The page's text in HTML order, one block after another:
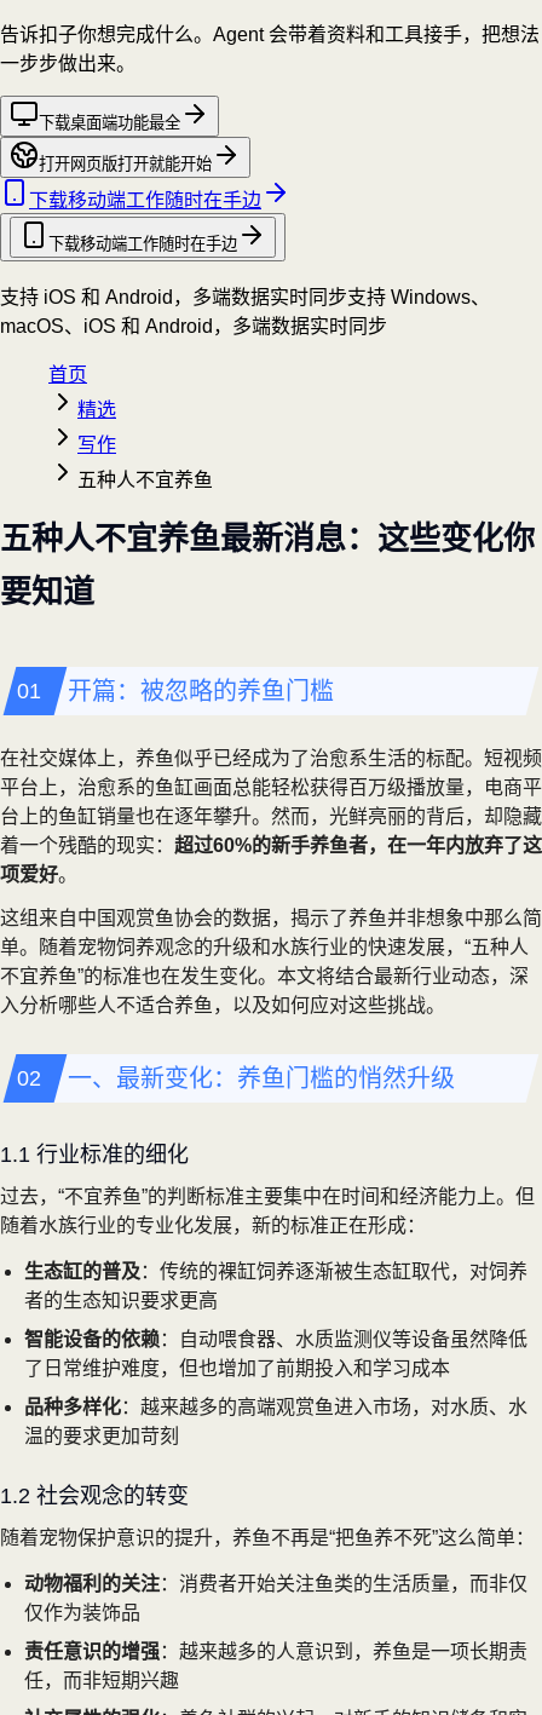
告诉扣子你想完成什么。Agent 会带着资料和工具接手，把想法
一步步做出来。
下载桌面端功能最全
打开网页版打开就能开始
下载移动端工作随时在手边
下载移动端工作随时在手边
支持 iOS 和 Android，多端数据实时同步支持 Windows、
macOS、iOS 和 Android，多端数据实时同步
首页
精选
写作
五种人不宜养鱼
五种人不宜养鱼最新消息：这些变化你
要知道
开篇：被忽略的养鱼门槛
在社交媒体上，养鱼似乎已经成为了治愈系生活的标配。短视频
平台上，治愈系的鱼缸画面总能轻松获得百万级播放量，电商平
台上的鱼缸销量也在逐年攀升。然而，光鲜亮丽的背后，却隐藏
着一个残酷的现实： 超过60%的新手养鱼者，在一年内放弃了这
项爱好。
这组来自中国观赏鱼协会的数据，揭示了养鱼并非想象中那么简
单。随着宠物饲养观念的升级和水族行业的快速发展，“五种人
不宜养鱼”的标准也在发生变化。本文将结合最新行业动态，深
入分析哪些人不适合养鱼，以及如何应对这些挑战。
一、最新变化：养鱼门槛的悄然升级
1.1 行业标准的细化
过去，“不宜养鱼”的判断标准主要集中在时间和经济能力上。但
随着水族行业的专业化发展，新的标准正在形成：
生态缸的普及 ：传统的裸缸饲养逐渐被生态缸取代，对饲养
者的生态知识要求更高
智能设备的依赖：自动喂食器、水质监测仪等设备虽然降低
了日常维护难度，但也增加了前期投入和学习成本
品种多样化：越来越多的高端观赏鱼进入市场，对水质、水
温的要求更加苛刻
1.2 社会观念的转变
随着宠物保护意识的提升，养鱼不再是“把鱼养不死”这么简单：
动物福利的关注：消费者开始关注鱼类的生活质量，而非仅
仅作为装饰品
责任意识的增强：越来越多的人意识到，养鱼是一项长期责
任，而非短期兴趣